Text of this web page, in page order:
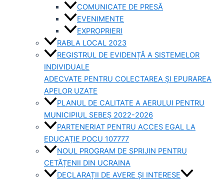
COMUNICATE DE PRESĂ
EVENIMENTE
EXPROPRIERI
RABLA LOCAL 2023
REGISTRUL DE EVIDENȚĂ A SISTEMELOR
INDIVIDUALE
ADECVATE PENTRU COLECTAREA ȘI EPURAREA
APELOR UZATE
PLANUL DE CALITATE A AERULUI PENTRU
MUNICIPIUL SEBEȘ 2022-2026
PARTENERIAT PENTRU ACCES EGAL LA
EDUCAȚIE POCU 107777
NOUL PROGRAM DE SPRIJIN PENTRU
CETĂȚENII DIN UCRAINA
DECLARAȚII DE AVERE ȘI INTERESE